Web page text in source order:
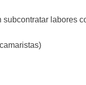
subcontratar labores